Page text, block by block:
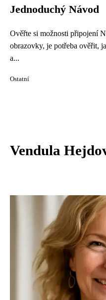
Jednoduchý Návod
Ověřte si možnosti připojení
obrazovky, je potřeba ověřit,
a...
Ostatní
Vendula